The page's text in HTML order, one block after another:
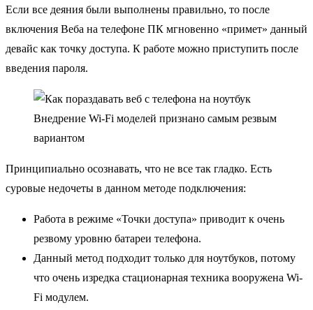
Если все деяния были выполнены правильно, то после
включения Веба на телефоне ПК мгновенно «примет» данный
девайс как точку доступа. К работе можно приступить после
введения пароля.
Внедрение Wi-Fi моделей признано самым резвым
вариантом
Принципиально осознавать, что не все так гладко. Есть
суровые недочеты в данном методе подключения:
Работа в режиме «Точки доступа» приводит к очень
резвому уровню батареи телефона.
Данный метод подходит только для ноутбуков, потому
что очень изредка стационарная техника вооружена Wi-
Fi модулем.